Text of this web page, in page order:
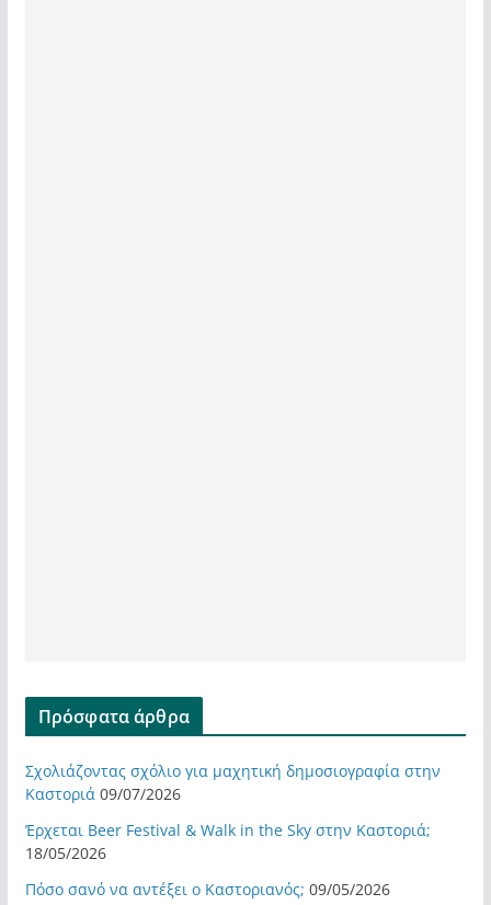
Πρόσφατα άρθρα
Σχολιάζοντας σχόλιο για μαχητική δημοσιογραφία στην
Καστοριά 09/07/2026
Έρχεται Beer Festival & Walk in the Sky στην Καστοριά;
18/05/2026
Πόσο σανό να αντέξει ο Καστοριανός; 09/05/2026